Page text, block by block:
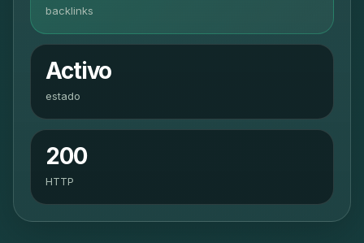
backlinks
Activo
estado
200
HTTP